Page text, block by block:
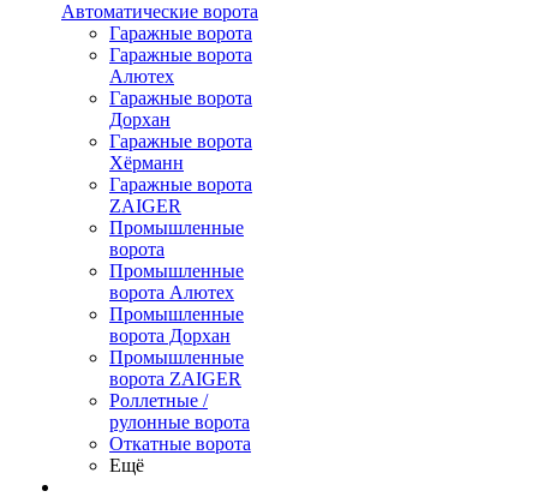
Автоматические ворота
Гаражные ворота
Гаражные ворота
Алютех
Гаражные ворота
Дорхан
Гаражные ворота
Хёрманн
Гаражные ворота
ZAIGER
Промышленные
ворота
Промышленные
ворота Алютех
Промышленные
ворота Дорхан
Промышленные
ворота ZAIGER
Роллетные /
рулонные ворота
Откатные ворота
Ещё